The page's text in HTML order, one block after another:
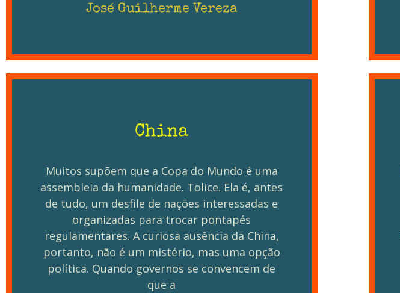
José Guilherme Vereza
China
Muitos supõem que a Copa do Mundo é uma
assembleia da humanidade. Tolice. Ela é, antes
de tudo, um desfile de nações interessadas e
organizadas para trocar pontapés
regulamentares. A curiosa ausência da China,
portanto, não é um mistério, mas uma opção
política. Quando governos se convencem de
que a